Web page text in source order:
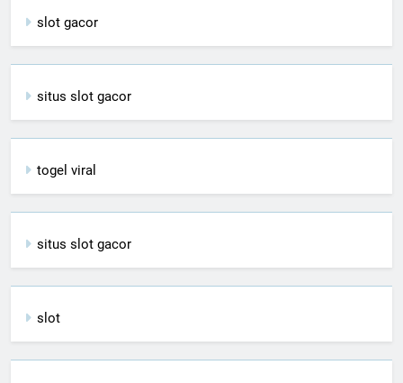
slot gacor
situs slot gacor
togel viral
situs slot gacor
slot